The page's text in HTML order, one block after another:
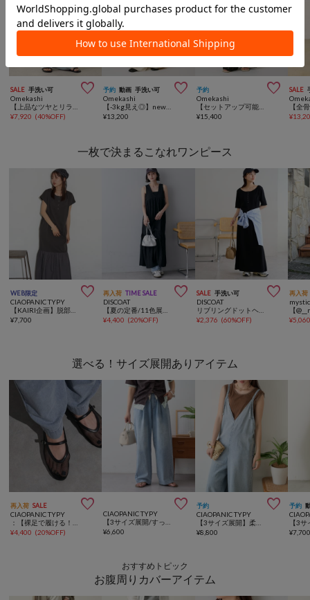
SALE 手洗い可 
Omekashi
¥7,920 (40%OFF)
予約 動画 手洗い可 
Omekashi
¥13,200
予約 
Omekashi
【セットアップ可能/花柄・無地】花柄刺繍イージーパンツ
¥15,400
SALE
¥
一枚で決まるこなれワンピース
WEB限定 
CIAOPANIC TYPY
【KAIRI企画】脱部屋着見え！2WAYヘンリーワンピ
¥7,700
再入荷 TIME SALE 
DISCOAT
【夏の定番/11色展開】ジャガードヨウリュウワンピース《WEB限定》
¥4,400 (20%OFF)
SALE 手洗い可 
DISCOAT
リブリングドットヘンリーカット半袖ワンピース【WEB限定カラーあり】
¥2,376 (60%OFF)
再入荷
mystic
¥
選べる！サイズ展開ありアイテム
再入荷 SALE 
CIAOPANIC TYPY
¥4,400 (20%OFF)

CIAOPANIC TYPY
¥6,600
予約 
CIAOPANIC TYPY
¥8,800
予約
¥
おすすめトピック
お腹周りカバーアイテム